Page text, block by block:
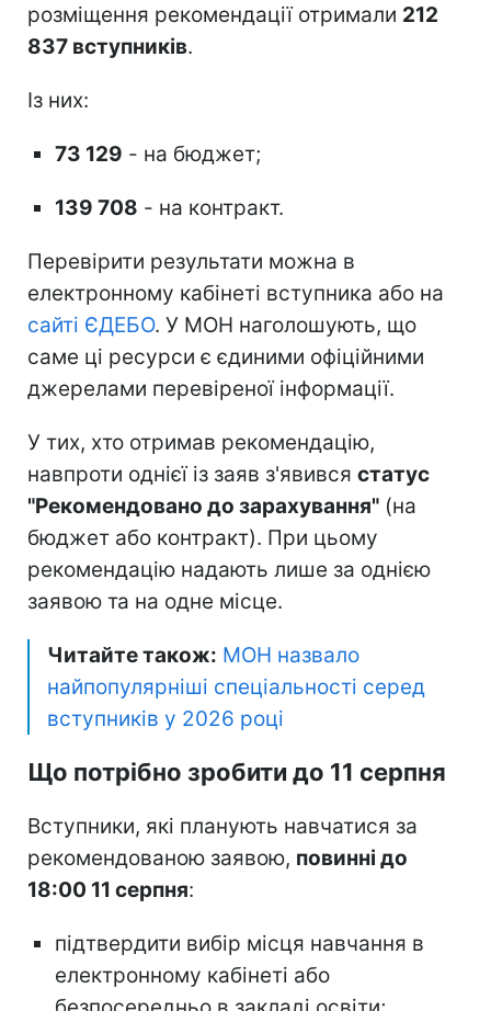
розміщення рекомендації отримали 212
837 вступників.
Із них:
73 129 - на бюджет;
139 708 - на контракт.
Перевірити результати можна в
електронному кабінеті вступника або на
сайті ЄДЕБО. У МОН наголошують, що
саме ці ресурси є єдиними офіційними
джерелами перевіреної інформації.
У тих, хто отримав рекомендацію,
навпроти однієї із заяв з'явився статус
"Рекомендовано до зарахування" (на
бюджет або контракт). При цьому
рекомендацію надають лише за однією
заявою та на одне місце.
Читайте також: МОН назвало
найпопулярніші спеціальності серед
вступників у 2026 році
Що потрібно зробити до 11 серпня
Вступники, які планують навчатися за
рекомендованою заявою, повинні до
18:00 11 серпня:
підтвердити вибір місця навчання в
електронному кабінеті або